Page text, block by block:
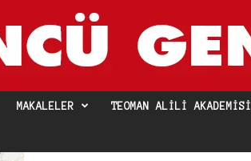
MAKALELER TEOMAN ALILI AKADEMISI